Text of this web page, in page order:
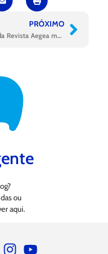
PRÓXIMO
Encarte da Revista Aegea mostra a força das mulheres no saneamento
ou
aqui.